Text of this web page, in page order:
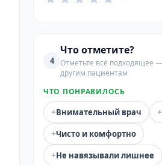
4
Что отметите?
Отметьте всё подходящее
другим пациентам
ЧТО ПОНРАВИЛОСЬ
+Внимательный врач +
+Чисто и комфортно
+Не навязывали лишнее